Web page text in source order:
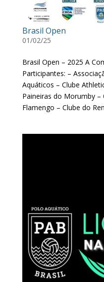
Brasil Open
01/02/25
Brasil Open – 2025 A
Participantes: –
Aquáticos – Clube
Paineiras do Morumby –
Flamengo – Clube do